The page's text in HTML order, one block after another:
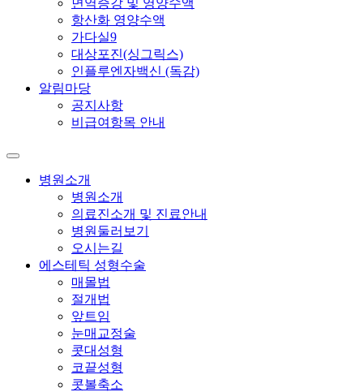
항산화 영양수액
가다실9
대상포진(싱그릭스)
인플루엔자백신 (독감)
알림마당
공지사항
비급여항목 안내
병원소개
병원소개
의료진소개 및 진료안내
병원둘러보기
오시는길
에스테틱 성형수술
매몰법
절개법
앞트임
눈매교정술
콧대성형
코끝성형
콧볼축소